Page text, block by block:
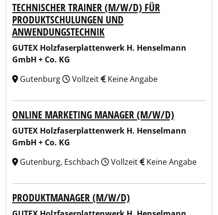
TECHNISCHER TRAINER (M/W/D) FÜR
PRODUKTSCHULUNGEN UND
ANWENDUNGSTECHNIK
GUTEX Holzfaserplattenwerk H. Henselmann
GmbH + Co. KG
Gutenburg
Vollzeit Keine Angabe
ONLINE MARKETING MANAGER (M/W/D)
GUTEX Holzfaserplattenwerk H. Henselmann
GmbH + Co. KG
Gutenburg, Eschbach
Vollzeit Keine Angabe
PRODUKTMANAGER (M/W/D)